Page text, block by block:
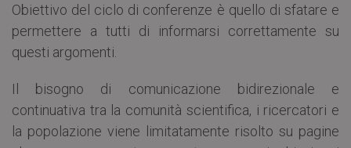
Obiettivo del ciclo di conferenze è quello di sfatare e
permettere a tutti di informarsi correttamente su
questi argomenti.
Il bisogno di comunicazione bidirezionale e
continuativa tra la comunità scientifica, i ricercatori e
la popolazione viene limitatamente risolto su pagine